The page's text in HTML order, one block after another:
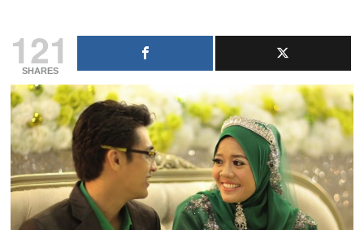
121
SHARES